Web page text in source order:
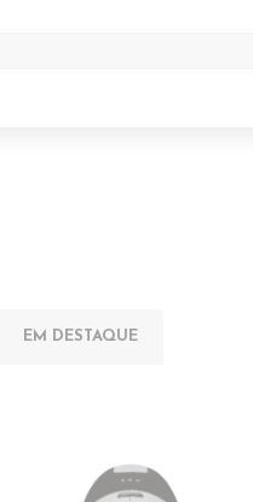
EM DESTAQUE